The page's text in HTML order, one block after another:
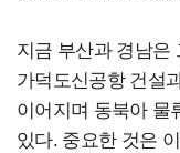
지금 부산과 경남은
가덕도신공항 건설
이어지며 동북아 물
있다. 중요한 것은